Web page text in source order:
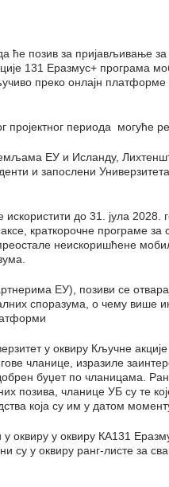
ћe позив за пријављивање
131 Еразмус+ програма
преко онлајн платформе
периода могуће
ЕУ и Исланду,
и запослени
до 31. јула 2028.
краткорочне програме за
неискоришћене
ЕУ), позиви се
споразума, о чему више
у оквиру Кључне
чланице, изразиле
буџет по чланицама.
позива, чланице УБ су те
која су им у датом
оквиру у оквиру КА131
су у оквиру ранг-листе за